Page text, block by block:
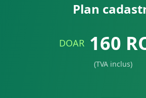
Plan
DOAR 160
(TVA inclus)